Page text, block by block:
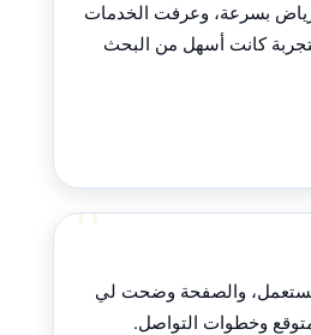
بسرعة، وعرفت الخدمات
كانت أسهل من البحث
والصفحة وضحت لي
وخطوات التواصل.